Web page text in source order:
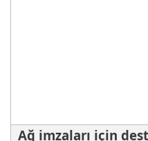
Ağ imzaları için